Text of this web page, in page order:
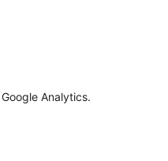
Analytics.